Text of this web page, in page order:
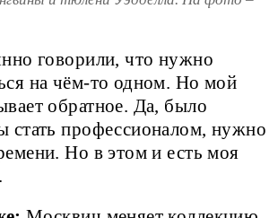
говорили, что нужно
на чём-то одном. Но мой
обратное. Да, было
стать профессионалом, нужно
Но в этом и есть моя